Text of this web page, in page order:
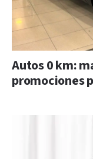
Autos 0 km:
promociones